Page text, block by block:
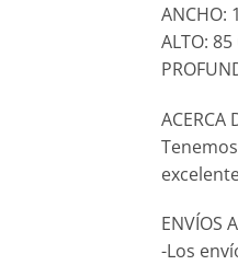
ANCHO:
ALTO: 85
ACERCA
ENVÍOS
-Los